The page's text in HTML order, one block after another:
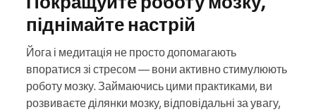
піднімайте настрій
Йога і медитація не просто допомагають
впоратися зі стресом — вони активно стимулюють
роботу мозку. Займаючись цими практиками, ви
розвиваєте ділянки мозку, відповідальні за увагу,